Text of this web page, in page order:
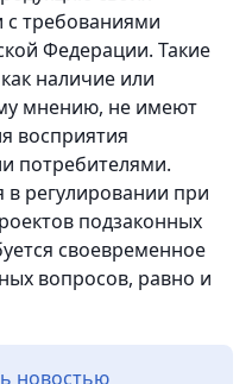
с требованиями
Федерации. Такие
наличие или
мнению, не имеют
восприятия
потребителями.
в регулировании при
подзаконных
своевременное
вопросов, равно и
новостью